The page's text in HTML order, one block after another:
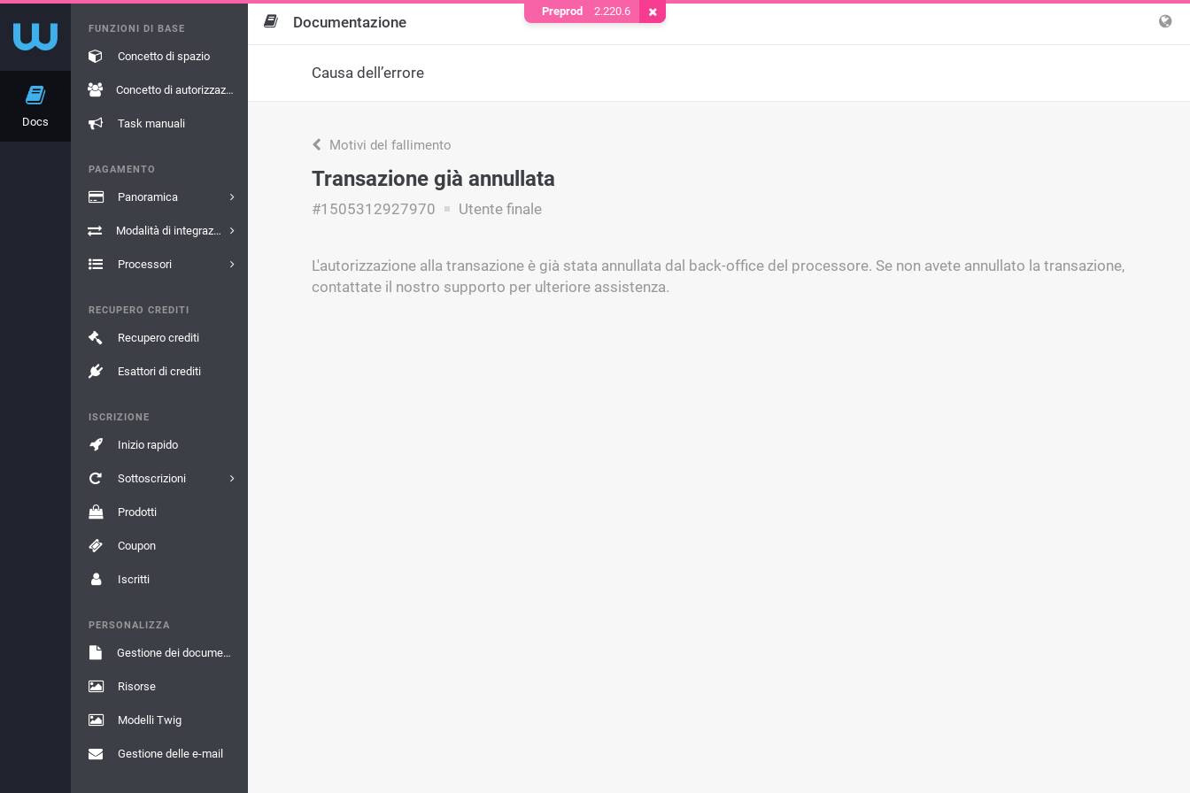
Docs
FUNZIONI DI BASE
Concetto di spazio
Concetto di autorizzazione
Task manuali
PAGAMENTO
Panoramica
Modalità di integrazione
Processori
RECUPERO CREDITI
Recupero crediti
Esattori di crediti
ISCRIZIONE
Inizio rapido
Sottoscrizioni
Prodotti
Coupon
Iscritti
PERSONALIZZA
Gestione dei documenti
Risorse
Modelli Twig
Gestione delle e-mail
Documentazione
Causa dell’errore
Motivi del fallimento
Transazione già annullata
#1505312927970 Utente finale
L'autorizzazione alla transazione è già stata annullata dal back-office del processore. Se non avete annullato la transazione,
contattate il nostro supporto per ulteriore assistenza.
Preprod 2.220.6 Rimuovere il cookie